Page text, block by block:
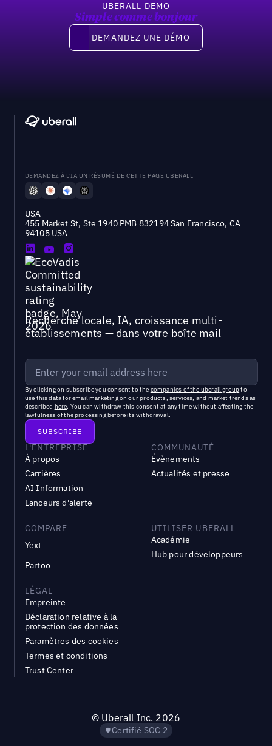
UBERALL DEMO
Simple comme bonjour
Demandez une démo
DEMANDEZ UNE DÉMO
DEMANDEZ À L'IA UN RÉSUMÉ DE CETTE PAGE UBERALL
USA
455 Market St, Ste 1940 PMB 832194 San Francisco, CA
94105 USA
Recherche locale, IA, croissance multi-
établissements — dans votre boîte mail
By clicking on subscribe you consent to the companies of the uberall groupto
use this data for email marketing on our products, services, and market trends as
described here. You can withdraw this consent at any time without affecting the
lawfulness of the processing before its withdrawal.
L'ENTREPRISE
À propos
Carrières
AI Information
Lanceurs d'alerte
COMMUNAUTÉ
Évènements
Actualités et presse
COMPARE
Yext
Partoo
UTILISER UBERALL
Académie
Hub pour développeurs
LÉGAL
Empreinte
Déclaration relative à la
protection des données
Paramètres des cookies
Termes et conditions
Trust Center
© Uberall Inc. 2026
Certifié SOC 2